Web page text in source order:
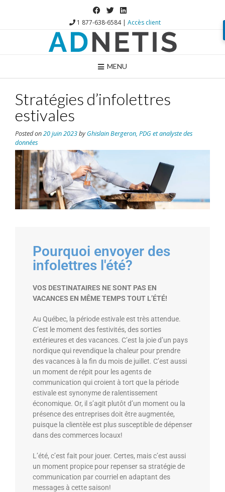
1 877-638-6584 | Accès client
MENU
Stratégies d’infolettres
estivales
Posted on20 juin 2023byGhislain Bergeron, PDG et analyste des
données
Pourquoi envoyer des
infolettres l'été?
VOS DESTINATAIRES NE SONT PAS EN
VACANCES EN MÊME TEMPS TOUT L’ÉTÉ!
Au Québec, la période estivale est très attendue.
C’est le moment des festivités, des sorties
extérieures et des vacances. C’est la joie d’un pays
nordique qui revendique la chaleur pour prendre
des vacances à la fin du mois de juillet. C’est aussi
un moment de répit pour les agents de
communication qui croient à tort que la période
estivale est synonyme de ralentissement
économique. Or, il s’agit plutôt d’un moment ou la
présence des entreprises doit être augmentée,
puisque la clientèle est plus susceptible de dépenser
dans des commerces locaux!
L’été, c’est fait pour jouer. Certes, mais c’est aussi
un moment propice pour repenser sa stratégie de
communication par courriel en adaptant des
messages à cette saison!